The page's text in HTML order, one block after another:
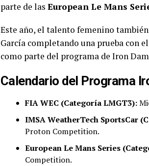
parte de las European Le Mans
Este año, el talento femenino
García completando una prueba con el
como parte del programa de Iron
Calendario del Programa
FIA WEC (Categoría LMGT3):
IMSA WeatherTech SportsCar
Proton Competition.
European Le Mans Series
Competition.